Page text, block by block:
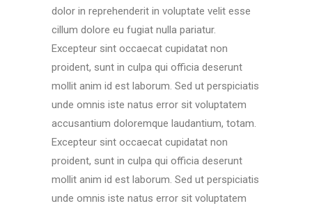
dolor in reprehenderit in voluptate velit esse
cillum dolore eu fugiat nulla pariatur.
Excepteur sint occaecat cupidatat non
proident, sunt in culpa qui officia deserunt
mollit anim id est laborum. Sed ut perspiciatis
unde omnis iste natus error sit voluptatem
accusantium doloremque laudantium, totam.
Excepteur sint occaecat cupidatat non
proident, sunt in culpa qui officia deserunt
mollit anim id est laborum. Sed ut perspiciatis
unde omnis iste natus error sit voluptatem